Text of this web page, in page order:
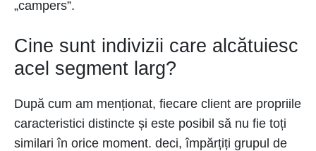
„campers”.
Cine sunt indivizii care alcătuiesc
acel segment larg?
După cum am menționat, fiecare client are propriile
caracteristici distincte și este posibil să nu fie toți
similari în orice moment. deci, împărțiți grupul de